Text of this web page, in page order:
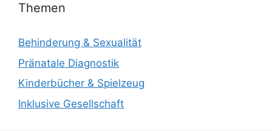
Themen
Behinderung & Sexualität
Pränatale Diagnostik
Kinderbücher & Spielzeug
Inklusive Gesellschaft